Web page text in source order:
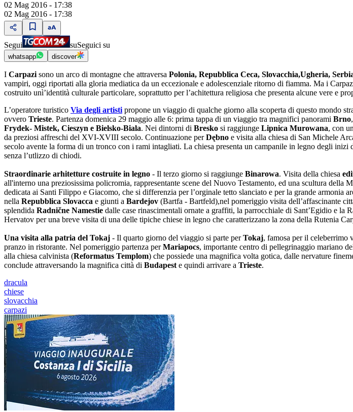
02 Mag 2016 - 17:38
02 Mag 2016 - 17:38
Segui suSeguici su
whatsapp discover
I Carpazi sono un arco di montagne che attraversa Polonia, Repubblica Ceca, Slovacchia,Ugheria,
vampiri, oggi riportati alla gloria mediatica da un eccezionale e adolescenziale ritorno di fiamma. Ma i
costruito unì’identità culturale particolare, soprattutto per l’achitettura religiosa che presenta alcune vere e
L’operatore turistico Via degli artisti propone un viaggio di qualche giorno alla scoperta di questo mondo
ovvero Trieste. Partenza domenica 29 maggio alle 6: prima tappa di un viaggio tra magnifici panorami Brno
Frydek- Mistek, Cieszyn e Bielsko-Biala. Nei dintorni di Bresko si raggiunge Lipnica Murowana, con
da preziosi affreschi del XVI-XVIII secolo. Continuazione perDębno e visita alla chiesa di San Michele
secolo avente la forma di un tronco con i rami intagliati. La chiesa presenta un campanile in legno degli
senza l’utlizzo di chiodi.
Straordinarie arhitetture costruite in legno - Il terzo giorno si raggiunge Binarowa. Visita della chiesa
all'interno una preziosissima policromia, rappresentante scene del Nuovo Testamento, ed una scultura
dedicata ai Santi Filippo e Giacomo, che si differenzia per l’orginale tetto slanciato e per la grande
nella Repubblica Slovacca e giunti a Bardejov (Bartfa - Bartfeld),nel pomeriggio visita dell’affascinante
splendida Radnične Namestie dalle case rinascimentali ornate a graffiti, la parrocchiale di Sant’Egidio e
Hervatov per una breve visita di una delle tipiche chiese in legno che caratterizzano la zona della Rutenia
Una visita alla patria del Tokaj - Il quarto giorno del viaggio si parte perTokaj, famosa per il celeberrimo
pranzo in ristorante. Nel pomeriggio partenza perMariapocs, importante centro di pellegrinaggio mariano
alla chiesa calvinista (Reformatus Templom) che possiede una magnifica volta gotica, dalle nervature
conclude attraversando la magnifica città di Budapest e quindi arrivare a Trieste.
dracula
chiese
slovacchia
carpazi